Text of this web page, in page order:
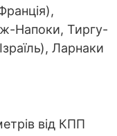
Напоки, Тиргу-
Ларнаки
від КПП